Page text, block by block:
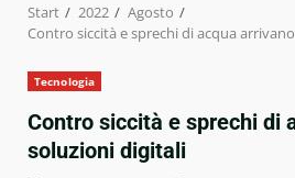
Start 2022
Agosto
Contro siccità e sprechi di acqua
Tecnologia
Contro siccità e sprechi di
soluzioni digitali